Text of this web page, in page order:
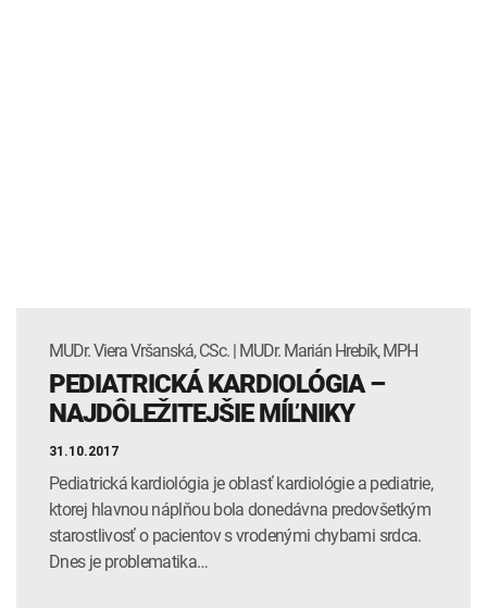
MUDr. Viera Vršanská, CSc. | MUDr. Marián Hrebík, MPH
PEDIATRICKÁ KARDIOLÓGIA –
NAJDÔLEŽITEJŠIE MÍĽNIKY
31.10.2017
Pediatrická kardiológia je oblasť kardiológie a pediatrie,
ktorej hlavnou náplňou bola donedávna predovšetkým
starostlivosť o pacientov s vrodenými chybami srdca.
Dnes je problematika…